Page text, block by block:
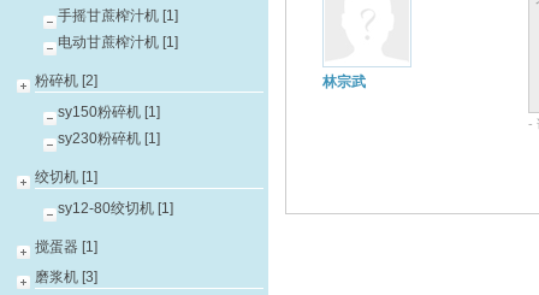
手摇甘蔗榨汁机 [1]
电动甘蔗榨汁机 [1]
粉碎机 [2]
sy150粉碎机 [1]
sy230粉碎机 [1]
绞切机 [1]
sy12-80绞切机 [1]
搅蛋器 [1]
磨浆机 [3]
林宗武
-